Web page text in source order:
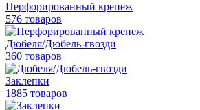
Перфорированный крепеж
576 товаров
Дюбеля/Дюбель-гвозди
360 товаров
Заклепки
1885 товаров